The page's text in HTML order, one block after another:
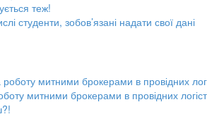
теж!
студенти, зобов’язані надати свої дані
митними брокерами в провідних